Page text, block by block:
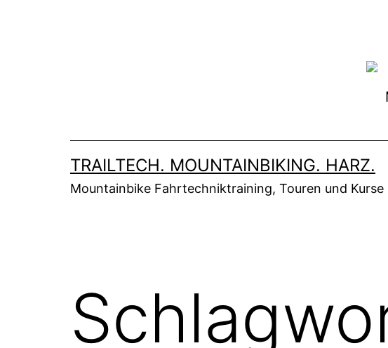
TRAILTECH. MOUNTAINBIKING. HARZ.
Mountainbike Fahrtechniktraining, Touren und Kurse